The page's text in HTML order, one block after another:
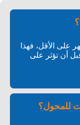
الفحص دوريًا مرة كل 6 أشهر على الأقل، فهذا
أن تؤثر على
للمحول؟